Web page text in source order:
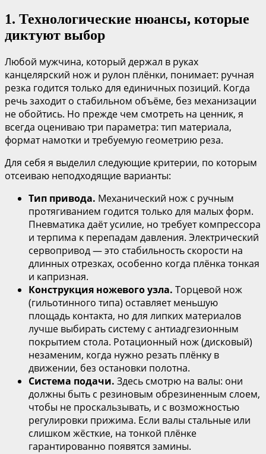
1. Технологические нюансы, которые
диктуют выбор
Любой мужчина, который держал в руках
канцелярский нож и рулон плёнки, понимает: ручная
резка годится только для единичных позиций. Когда
речь заходит о стабильном объёме, без механизации
не обойтись. Но прежде чем смотреть на ценник, я
всегда оцениваю три параметра: тип материала,
формат намотки и требуемую геометрию реза.
Для себя я выделил следующие критерии, по которым
отсеиваю неподходящие варианты:
Тип привода. Механический нож с ручным
протягиванием годится только для малых форм.
Пневматика даёт усилие, но требует компрессора
и терпима к перепадам давления. Электрический
сервопривод — это стабильность скорости на
длинных отрезках, особенно когда плёнка тонкая
и капризная.
Конструкция ножевого узла. Торцевой нож
(гильотинного типа) оставляет меньшую
площадь контакта, но для липких материалов
лучше выбирать систему с антиадгезионным
покрытием стола. Ротационный нож (дисковый)
незаменим, когда нужно резать плёнку в
движении, без остановки полотна.
Система подачи. Здесь смотрю на валы: они
должны быть с резиновым обрезиненным слоем,
чтобы не проскальзывать, и с возможностью
регулировки прижима. Если валы стальные или
слишком жёсткие, на тонкой плёнке
гарантированно появятся замины.